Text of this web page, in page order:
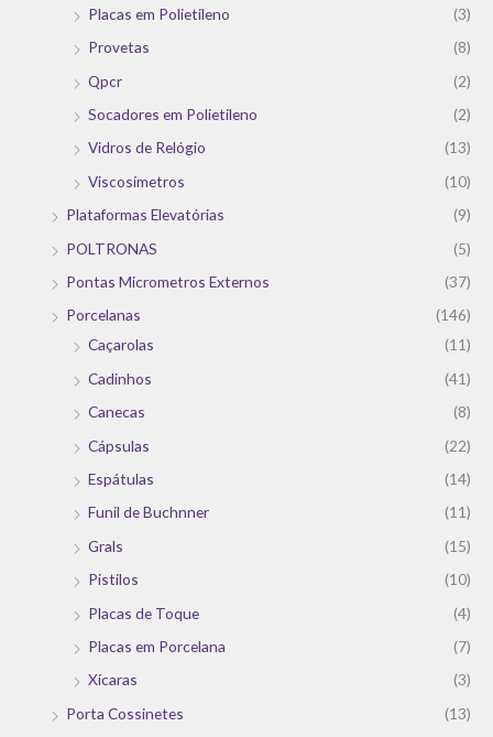
Placas em Polietileno
(3)
Provetas
(8)
Qpcr
(2)
Socadores em Polietileno
(2)
Vidros de Relógio
(13)
Viscosímetros
(10)
Plataformas Elevatórias
(9)
POLTRONAS
(5)
Pontas Micrometros Externos
(37)
Porcelanas
(146)
Caçarolas
(11)
Cadinhos
(41)
Canecas
(8)
Cápsulas
(22)
Espátulas
(14)
Funil de Buchnner
(11)
Grals
(15)
Pistilos
(10)
Placas de Toque
(4)
Placas em Porcelana
(7)
Xícaras
(3)
Porta Cossinetes
(13)